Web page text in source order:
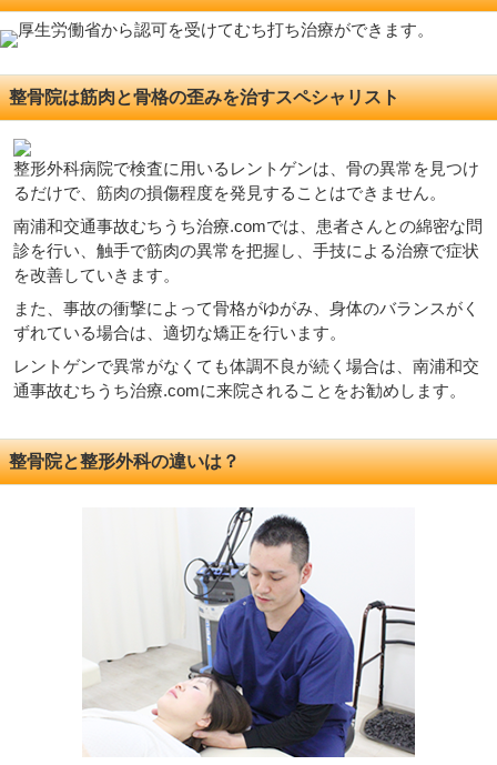
整骨院は筋肉と骨格の歪みを治すスペシャリスト
整形外科病院で検査に用いるレントゲンは、骨の異常を見つけ
るだけで、筋肉の損傷程度を発見することはできません。
南浦和交通事故むちうち治療.comでは、患者さんとの綿密な問
診を行い、触手で筋肉の異常を把握し、手技による治療で症状
を改善していきます。
また、事故の衝撃によって骨格がゆがみ、身体のバランスがく
ずれている場合は、適切な矯正を行います。
レントゲンで異常がなくても体調不良が続く場合は、南浦和交
通事故むちうち治療.comに来院されることをお勧めします。
整骨院と整形外科の違いは？